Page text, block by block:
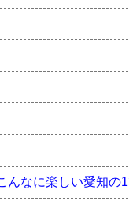
んなに楽しい愛知の